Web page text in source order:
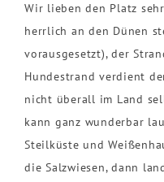
Wir lieben den Platz
herrlich an den Dünen
vorausgesetzt), der
Hundestrand verdient
nicht überall im Land
kann ganz wunderbar
Steilküste und
die Salzwiesen, dann